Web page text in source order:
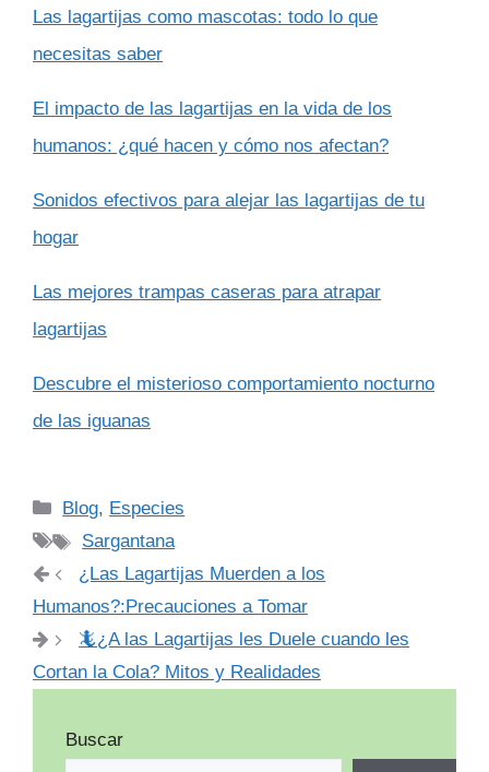
Las lagartijas como mascotas: todo lo que
necesitas saber
El impacto de las lagartijas en la vida de los
humanos: ¿qué hacen y cómo nos afectan?
Sonidos efectivos para alejar las lagartijas de tu
hogar
Las mejores trampas caseras para atrapar
lagartijas
Descubre el misterioso comportamiento nocturno
de las iguanas
Categorías
Blog, Especies
Etiquetas
Sargantana
¿Las Lagartijas Muerden a los
Humanos?:Precauciones a Tomar
🦎¿A las Lagartijas les Duele cuando les
Cortan la Cola? Mitos y Realidades
Buscar